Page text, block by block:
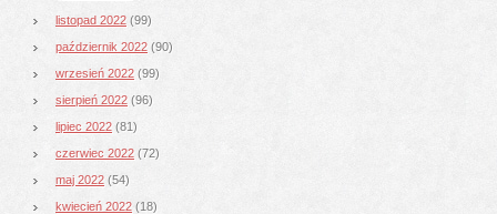
listopad 2022 (99)
październik 2022 (90)
wrzesień 2022 (99)
sierpień 2022 (96)
lipiec 2022 (81)
czerwiec 2022 (72)
maj 2022 (54)
kwiecień 2022 (18)